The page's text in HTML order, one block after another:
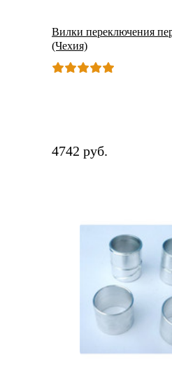
Вилки переключения
(Чехия)
4742 руб.